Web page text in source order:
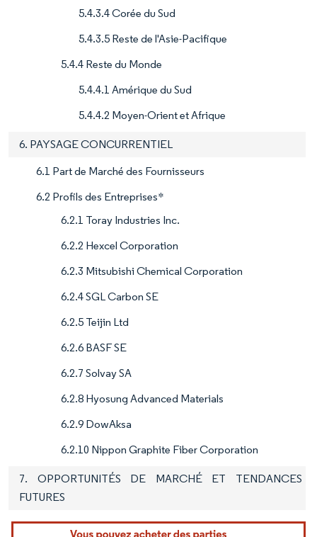
5.4.3.4 Corée du Sud
5.4.3.5 Reste de l'Asie-Pacifique
5.4.4 Reste du Monde
5.4.4.1 Amérique du Sud
5.4.4.2 Moyen-Orient et Afrique
6. PAYSAGE CONCURRENTIEL
6.1 Part de Marché des Fournisseurs
6.2 Profils des Entreprises*
6.2.1 Toray Industries Inc.
6.2.2 Hexcel Corporation
6.2.3 Mitsubishi Chemical Corporation
6.2.4 SGL Carbon SE
6.2.5 Teijin Ltd
6.2.6 BASF SE
6.2.7 Solvay SA
6.2.8 Hyosung Advanced Materials
6.2.9 DowAksa
6.2.10 Nippon Graphite Fiber Corporation
7. OPPORTUNITÉS DE MARCHÉ ET TENDANCES
FUTURES